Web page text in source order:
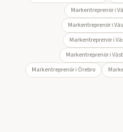
Markentreprenör i
Markentreprenör i
Markentreprenör i
Markentreprenör i
Markentreprenör i Örebro